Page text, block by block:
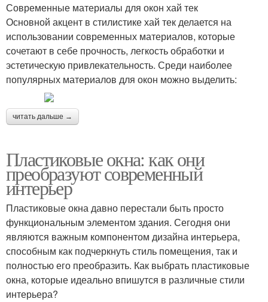
Современные материалы для окон хай тек
Основной акцент в стилистике хай тек делается на
использовании современных материалов, которые
сочетают в себе прочность, легкость обработки и
эстетическую привлекательность. Среди наиболее
популярных материалов для окон можно выделить:
читать дальше →
Пластиковые окна: как они
преобразуют современный
интерьер
Пластиковые окна давно перестали быть просто
функциональным элементом здания. Сегодня они
являются важным компонентом дизайна интерьера,
способным как подчеркнуть стиль помещения, так и
полностью его преобразить. Как выбрать пластиковые
окна, которые идеально впишутся в различные стили
интерьера?